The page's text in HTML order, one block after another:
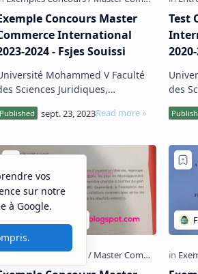
Concours Master
International
2024 - Fsjes Souissi
Mohammed V Faculté
Sciences Juridiques,
et Sociales – Rabat
Exemple Concours d'accès
Test
des
vos
sur notre
à Google.